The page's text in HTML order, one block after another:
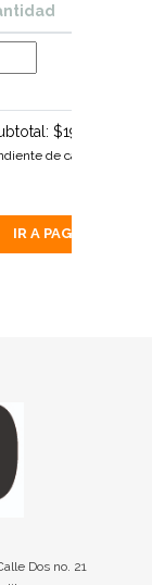
$195 MX
de calcular)
IR A PAGAR
Dos no. 21